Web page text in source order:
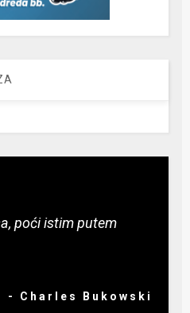
poći istim putem
- Charles Bukowski